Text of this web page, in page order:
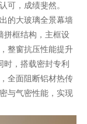
可，成绩斐然。
的大玻璃全景幕墙
拼框结构 ，主框设
整窗抗压性能提升
，搭载密封专利
全面阻断铝材热传
与气密性能，实现